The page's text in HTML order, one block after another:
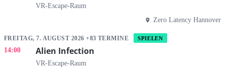
VR-Escape-Raum
Zero Latency Hannover
FREITAG, 7. AUGUST 2026 +83 TERMINE SPIELEN
14:00 Alien Infection
VR-Escape-Raum